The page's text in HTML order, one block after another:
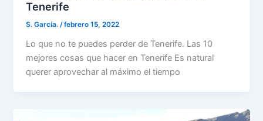
Tenerife
S. García./febrero 15, 2022
Lo que no te puedes perder de Tenerife. Las 10
mejores cosas que hacer en Tenerife Es natural
querer aprovechar al máximo el tiempo